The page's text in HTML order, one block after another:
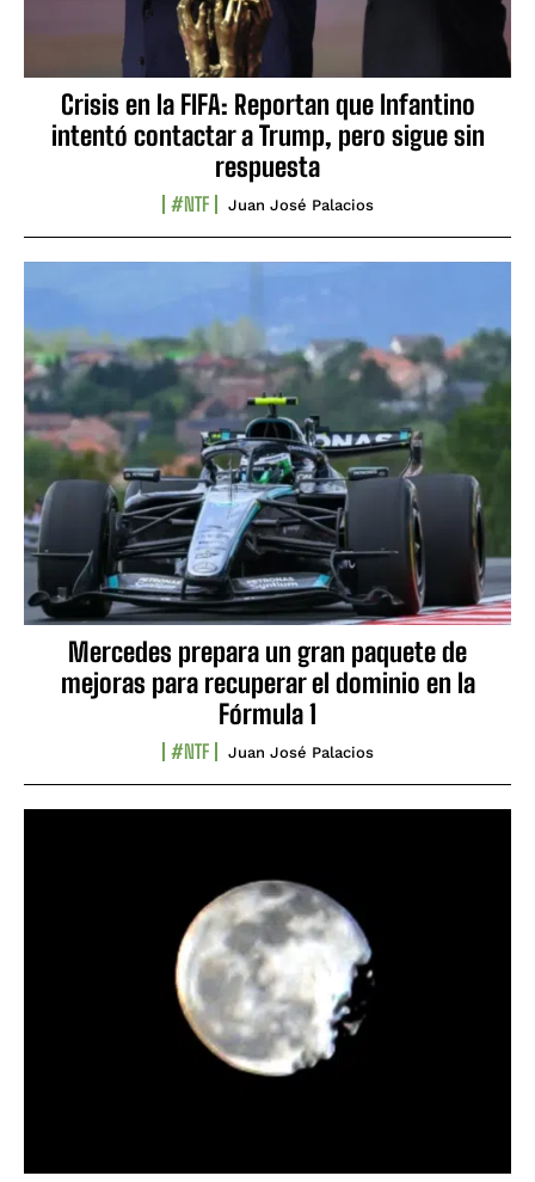
Crisis en la FIFA: Reportan que Infantino
intentó contactar a Trump, pero sigue sin
respuesta
#NTF Juan José Palacios
Mercedes prepara un gran paquete de
mejoras para recuperar el dominio en la
Fórmula 1
#NTF Juan José Palacios